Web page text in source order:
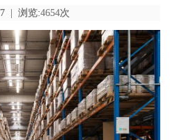
| 浏览:4654次